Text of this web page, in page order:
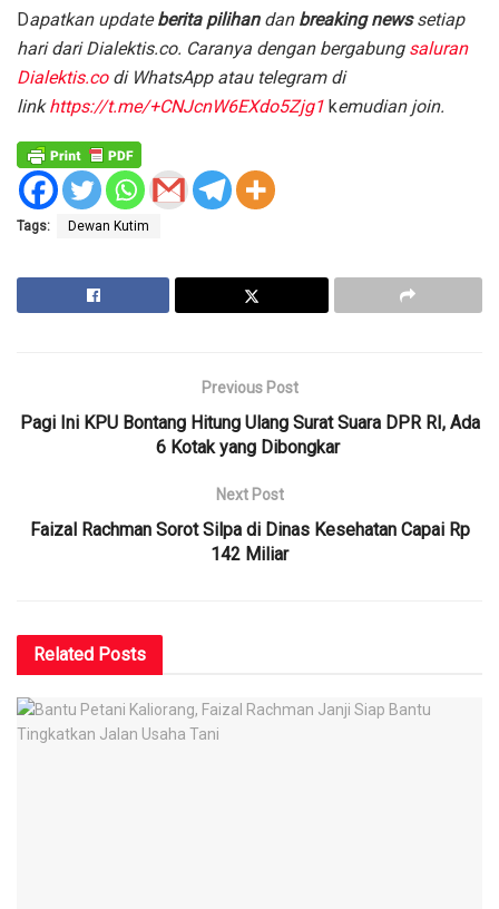
Dapatkan updateberita pilihan dan breaking newssetiap
hari dari Dialektis.co. Caranya dengan bergabung saluran
Dialektis.codi WhatsApp atau telegram di
linkhttps://t.me/+CNJcnW6EXdo5Zjg1 kemudian join.
Tags: Dewan Kutim
Previous Post
Pagi Ini KPU Bontang Hitung Ulang Surat Suara DPR RI, Ada
6 Kotak yang Dibongkar
Next Post
Faizal Rachman Sorot Silpa di Dinas Kesehatan Capai Rp
142 Miliar
Related Posts